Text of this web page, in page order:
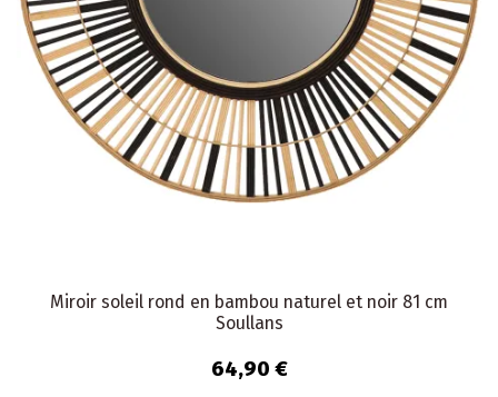
Miroir soleil rond en bambou naturel et noir 81 cm
Soullans
64,90 €